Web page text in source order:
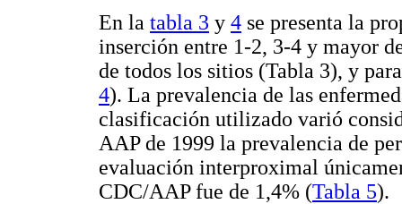
En la tabla 3 y 4 se presenta la
inserción entre 1-2, 3-4 y mayor
de todos los sitios (Tabla 3), y
4). La prevalencia de las
clasificación utilizado varió
AAP de 1999 la prevalencia de
evaluación interproximal
CDC/AAP fue de 1,4% (Tabla 5).